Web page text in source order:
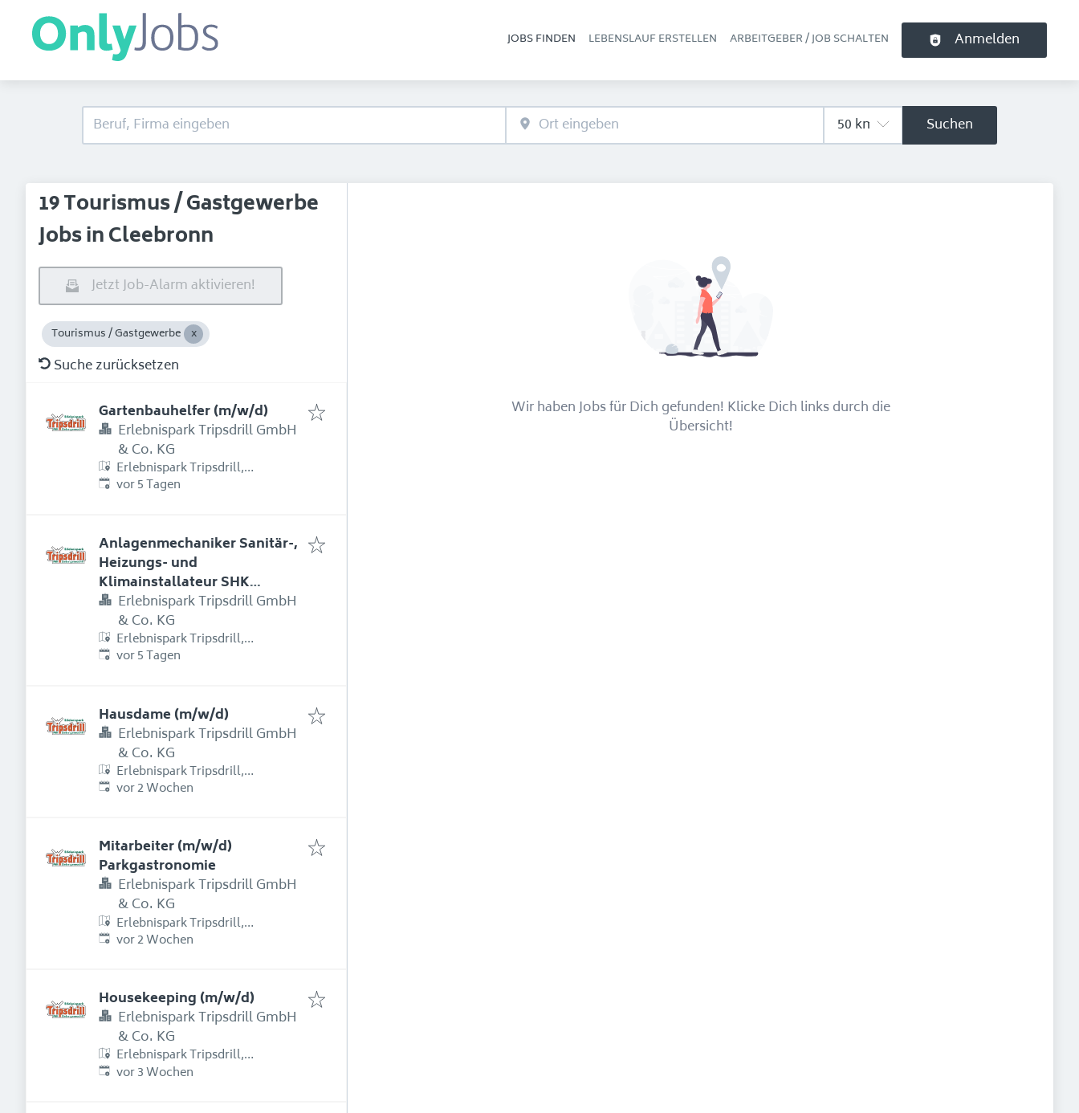
Haupt-Navigation
JOBS FINDEN LEBENSLAUF ERSTELLEN ARBEITGEBER / JOB SCHALTEN Anmelden
Suchen
19 Tourismus / Gastgewerbe
Jobs in Cleebronn
Jetzt Job-Alarm aktivieren!
Tourismus / Gastgewerbe
Suche zurücksetzen
Gartenbauhelfer (m/w/d)
Erlebnispark Tripsdrill GmbH
& Co. KG
Erlebnispark Tripsdrill,
Erlebnispark Tripsdrill Straße 1,
Erschienen:
vor 5 Tagen
Anlagenmechaniker Sanitär-,
Heizungs- und
Klimainstallateur SHK
(m/w/d)
Erlebnispark Tripsdrill GmbH
& Co. KG
Erlebnispark Tripsdrill,
Erlebnispark Tripsdrill Straße 1,
Erschienen:
vor 5 Tagen
Hausdame (m/w/d)
Erlebnispark Tripsdrill GmbH
& Co. KG
Erlebnispark Tripsdrill,
Erlebnispark Tripsdrill Straße 1,
Erschienen:
vor 2 Wochen
Mitarbeiter (m/w/d)
Parkgastronomie
Erlebnispark Tripsdrill GmbH
& Co. KG
Erlebnispark Tripsdrill,
Erlebnispark Tripsdrill Straße 1,
Erschienen:
vor 2 Wochen
Housekeeping (m/w/d)
Erlebnispark Tripsdrill GmbH
& Co. KG
Erlebnispark Tripsdrill,
Erlebnispark Tripsdrill Straße 1,
Erschienen:
vor 3 Wochen
Wir haben Jobs für Dich gefunden! Klicke Dich links durch die
Übersicht!